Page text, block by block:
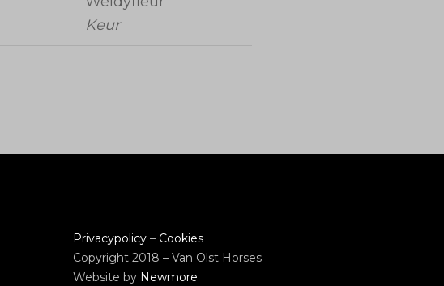
Keur
Privacypolicy– Cookies
Copyright 2018 – Van Olst Horses
Website by Newmore